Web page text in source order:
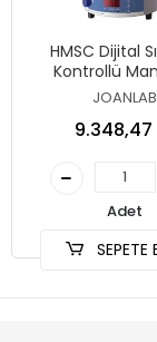
HMSC Dijital
Kontrollü
Karıştırıcılı
JOANLAB
9.348,47
Adet
SEPETE